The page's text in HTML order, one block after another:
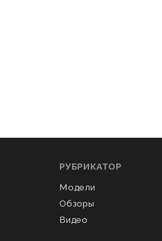
РУБРИКАТОР
Модели
Обзоры
Видео